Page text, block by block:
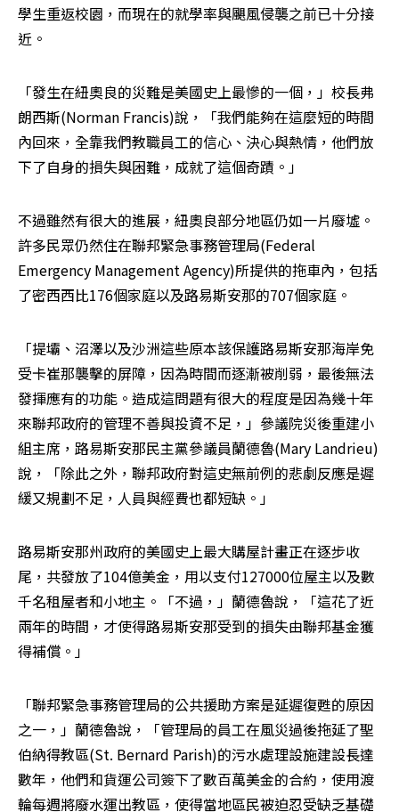
學生重返校園，而現在的就學率與颶風侵襲之前已十分接
近。
「發生在紐奧良的災難是美國史上最慘的一個，」校長弗
朗西斯(Norman Francis)說，「我們能夠在這麼短的時間
內回來，全靠我們教職員工的信心、決心與熱情，他們放
下了自身的損失與困難，成就了這個奇蹟。」
不過雖然有很大的進展，紐奧良部分地區仍如一片廢墟。
許多民眾仍然住在聯邦緊急事務管理局(Federal
Emergency Management Agency)所提供的拖車內，包括
了密西西比176個家庭以及路易斯安那的707個家庭。
「提壩、沼澤以及沙洲這些原本該保護路易斯安那海岸免
受卡崔那襲擊的屏障，因為時間而逐漸被削弱，最後無法
發揮應有的功能。造成這問題有很大的程度是因為幾十年
來聯邦政府的管理不善與投資不足，」參議院災後重建小
組主席，路易斯安那民主黨參議員蘭德魯(Mary Landrieu)
說，「除此之外，聯邦政府對這史無前例的悲劇反應是遲
緩又規劃不足，人員與經費也都短缺。」
路易斯安那州政府的美國史上最大購屋計畫正在逐步收
尾，共發放了104億美金，用以支付127000位屋主以及數
千名租屋者和小地主。「不過，」蘭德魯說，「這花了近
兩年的時間，才使得路易斯安那受到的損失由聯邦基金獲
得補償。」
「聯邦緊急事務管理局的公共援助方案是延遲復甦的原因
之一，」蘭德魯說，「管理局的員工在風災過後拖延了聖
伯納得教區(St. Bernard Parish)的污水處理設施建設長達
數年，他們和貨運公司簽下了數百萬美金的合約，使用渡
輪每週將廢水運出教區，使得當地區民被迫忍受缺乏基礎